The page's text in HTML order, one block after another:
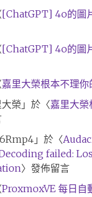
[ChatGPT] 4o的圖
[ChatGPT] 4o的圖
嘉里大榮根本不理你
榮 」於〈嘉里大
」於〈
failed:
〉發佈留言
ProxmoxVE 每日自